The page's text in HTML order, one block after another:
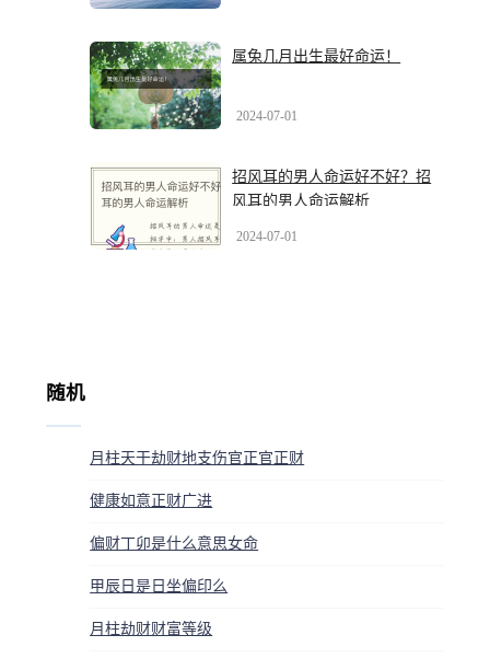
属兔几月出生最好命运！
2024-07-01
招风耳的男人命运好不好？招
风耳的男人命运解析
2024-07-01
随机
月柱天干劫财地支伤官正官正财
健康如意正财广进
偏财丁卯是什么意思女命
甲辰日是日坐偏印么
月柱劫财财富等级